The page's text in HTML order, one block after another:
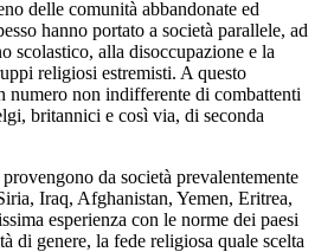
delle comunità abbandonate ed
hanno portato a società parallele, ad
scolastico, alla disoccupazione e la
religiosi estremisti. A questo
numero non indifferente di combattenti
britannici e così via, di seconda
da società prevalentemente
Iraq, Afghanistan, Yemen, Eritrea,
esperienza con le norme dei paesi
di genere, la fede religiosa quale scelta